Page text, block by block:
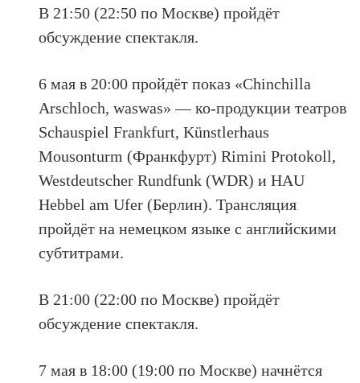
В 21:50 (22:50 по Москве) пройдёт
обсуждение спектакля.
6 мая в 20:00 пройдёт показ «Chinchilla
Arschloch, waswas» — ко-продукции театров
Schauspiel Frankfurt, Künstlerhaus
Mousonturm (Франкфурт) Rimini Protokoll,
Westdeutscher Rundfunk (WDR) и HAU
Hebbel am Ufer (Берлин). Трансляция
пройдёт на немецком языке с английскими
субтитрами.
В 21:00 (22:00 по Москве) пройдёт
обсуждение спектакля.
7 мая в 18:00 (19:00 по Москве) начнётся